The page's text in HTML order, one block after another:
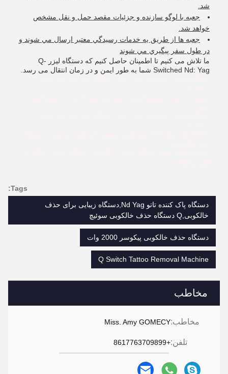
مخاطب
مخاطب:Miss. Amy GOMECY
تلفن:+8617763709899
شد.
جعبه با لوگو سازنده و جزئیات مقصد حمل و نقل مشخص
خواهد شد.
جعبه ها از طريق يه خدمات رسيدگي معتبر ارسال مي شوند و
در طول سفر پيگيري مي شوند
ما تلاش می کنیم تا اطمینان حاصل کنیم که دستگاه لیزر Q-
Switched Nd: Yag شما به طور ایمن و در زمان انتقال می رسد.
Tags:
دستگاه پاک کننده تاتو Nd Yag,دستگاه زیبایی برای حذف
خالکوبی,Q دستگاه حذف خالکوبی سوئیچ
دستگاه حذف خالکوبی پیکوسر 2000 وات
Q Switch Tattoo Removal Machine